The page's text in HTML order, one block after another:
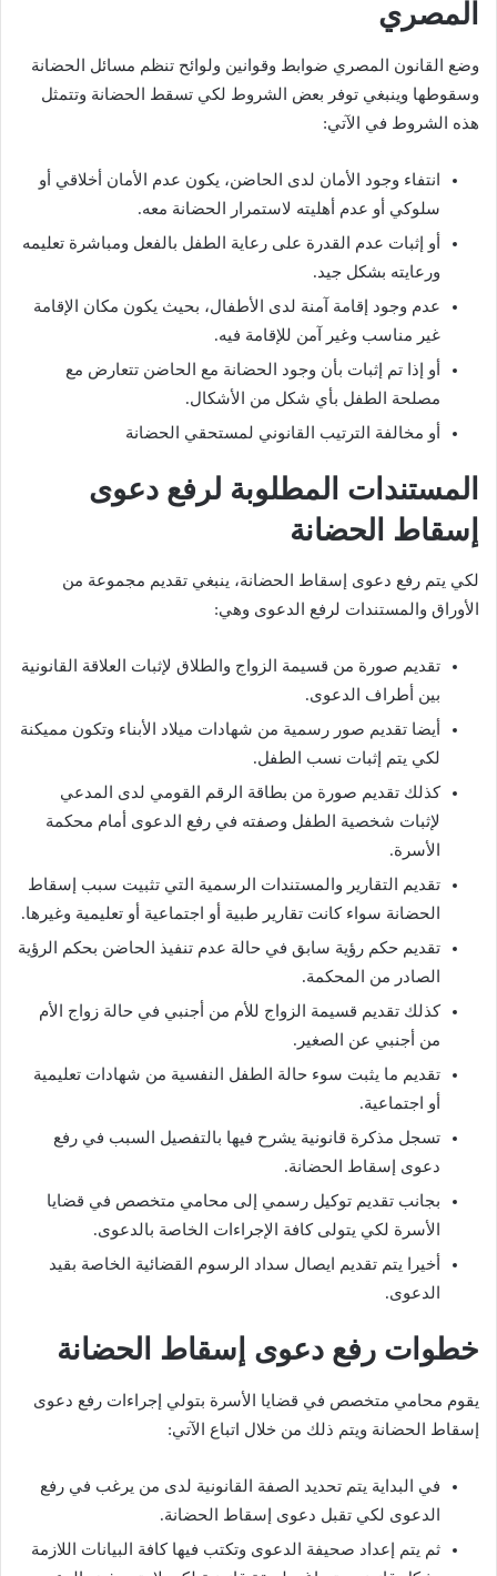
المصري
وضع القانون المصري ضوابط وقوانين ولوائح تنظم مسائل الحضانة
وسقوطها وينبغي توفر بعض الشروط لكي تسقط الحضانة وتتمثل
هذه الشروط في الآتي:
انتفاء وجود الأمان لدى الحاضن، يكون عدم الأمان أخلاقي أو
سلوكي أو عدم أهليته لاستمرار الحضانة معه.
أو إثبات عدم القدرة على رعاية الطفل بالفعل ومباشرة تعليمه
ورعايته بشكل جيد.
عدم وجود إقامة آمنة لدى الأطفال، بحيث يكون مكان الإقامة
غير مناسب وغير آمن للإقامة فيه.
أو إذا تم إثبات بأن وجود الحضانة مع الحاضن تتعارض مع
مصلحة الطفل بأي شكل من الأشكال.
أو مخالفة الترتيب القانوني لمستحقي الحضانة
المستندات المطلوبة لرفع دعوى
إسقاط الحضانة
لكي يتم رفع دعوى إسقاط الحضانة، ينبغي تقديم مجموعة من
الأوراق والمستندات لرفع الدعوى وهي:
تقديم صورة من قسيمة الزواج والطلاق لإثبات العلاقة القانونية
بين أطراف الدعوى.
أيضا تقديم صور رسمية من شهادات ميلاد الأبناء وتكون مميكنة
لكي يتم إثبات نسب الطفل.
كذلك تقديم صورة من بطاقة الرقم القومي لدى المدعي
لإثبات شخصية الطفل وصفته في رفع الدعوى أمام محكمة
الأسرة.
تقديم التقارير والمستندات الرسمية التي تثبيت سبب إسقاط
الحضانة سواء كانت تقارير طبية أو اجتماعية أو تعليمية وغيرها.
تقديم حكم رؤية سابق في حالة عدم تنفيذ الحاضن بحكم الرؤية
الصادر من المحكمة.
كذلك تقديم قسيمة الزواج للأم من أجنبي في حالة زواج الأم
من أجنبي عن الصغير.
تقديم ما يثبت سوء حالة الطفل النفسية من شهادات تعليمية
أو اجتماعية.
تسجل مذكرة قانونية يشرح فيها بالتفصيل السبب في رفع
دعوى إسقاط الحضانة.
بجانب تقديم توكيل رسمي إلى محامي متخصص في قضايا
الأسرة لكي يتولى كافة الإجراءات الخاصة بالدعوى.
أخيرا يتم تقديم ايصال سداد الرسوم القضائية الخاصة بقيد
الدعوى.
خطوات رفع دعوى إسقاط الحضانة
يقوم محامي متخصص في قضايا الأسرة بتولي إجراءات رفع دعوى
إسقاط الحضانة ويتم ذلك من خلال اتباع الآتي:
في البداية يتم تحديد الصفة القانونية لدى من يرغب في رفع
الدعوى لكي تقبل دعوى إسقاط الحضانة.
ثم يتم إعداد صحيفة الدعوى وتكتب فيها كافة البيانات اللازمة